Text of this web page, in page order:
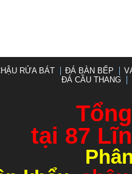
RỬA BÁT ĐÁ BÀN BẾP
ĐÁ CẦU THANG
tại 87